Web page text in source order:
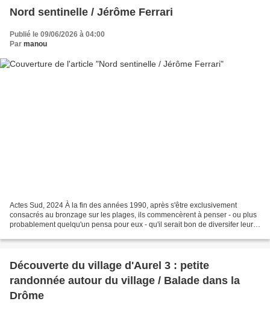
Nord sentinelle / Jérôme Ferrari
Publié le 09/06/2026 à 04:00
Par manou
Actes Sud, 2024 À la fin des années 1990, après s'être exclusivement
consacrés au bronzage sur les plages, ils commencèrent à penser - ou plus
probablement quelqu'un pensa pour eux - qu'il serait bon de diversifer leurs
Découverte du village d'Aurel 3 : petite
randonnée autour du village / Balade dans la
Drôme